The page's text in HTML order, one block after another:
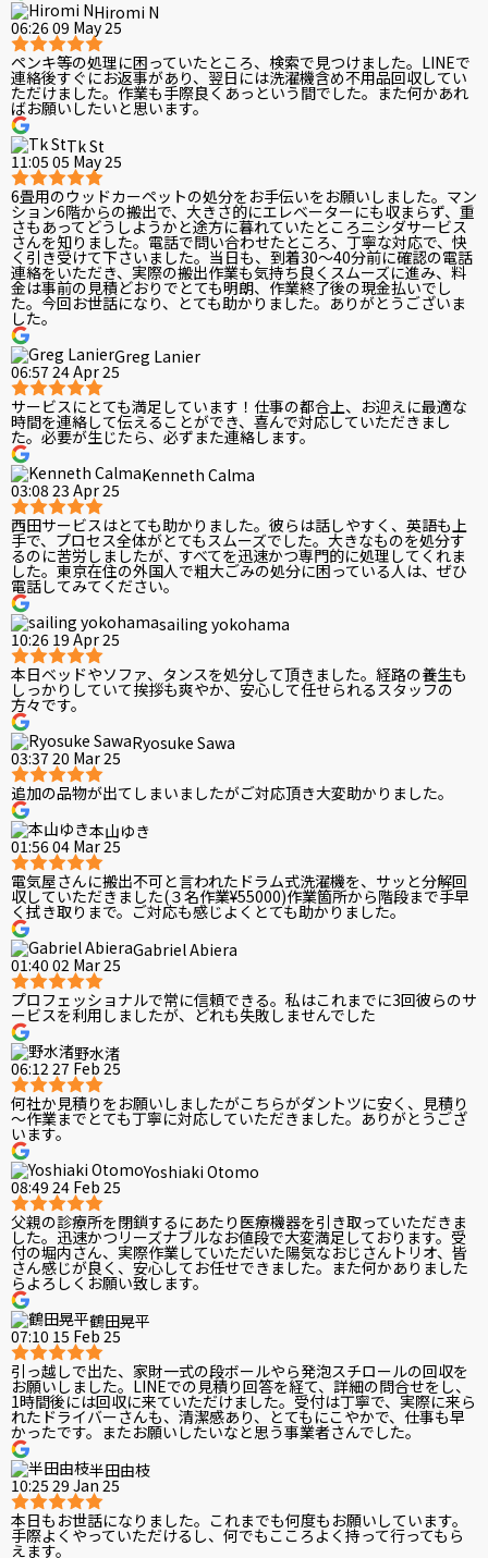
Hiromi N
06:26 09 May 25
ペンキ等の処理に困っていたところ、検索で見つけました。LINEで
連絡後すぐにお返事があり、翌日には洗濯機含め不用品回収してい
ただけました。作業も手際良くあっという間でした。また何かあれ
ばお願いしたいと思います。
Tk St
11:05 05 May 25
6畳用のウッドカーペットの処分をお手伝いをお願いしました。マン
ション6階からの搬出で、大きさ的にエレベーターにも収まらず、重
さもあってどうしようかと途方に暮れていたところニシダサービス
さんを知りました。電話で問い合わせたところ、丁寧な対応で、快
く引き受けて下さいました。当日も、到着30〜40分前に確認の電話
連絡をいただき、実際の搬出作業も気持ち良くスムーズに進み、料
金は事前の見積どおりでとても明朗、作業終了後の現金払いでし
た。今回お世話になり、とても助かりました。ありがとうございま
した。
Greg Lanier
06:57 24 Apr 25
サービスにとても満足しています！仕事の都合上、お迎えに最適な
時間を連絡して伝えることができ、喜んで対応していただきまし
た。必要が生じたら、必ずまた連絡します。
Kenneth Calma
03:08 23 Apr 25
西田サービスはとても助かりました。彼らは話しやすく、英語も上
手で、プロセス全体がとてもスムーズでした。大きなものを処分す
るのに苦労しましたが、すべてを迅速かつ専門的に処理してくれま
した。東京在住の外国人で粗大ごみの処分に困っている人は、ぜひ
電話してみてください。
sailing yokohama
10:26 19 Apr 25
本日ベッドやソファ、タンスを処分して頂きました。経路の養生も
しっかりしていて挨拶も爽やか、安心して任せられるスタッフの
方々です。
Ryosuke Sawa
03:37 20 Mar 25
追加の品物が出てしまいましたがご対応頂き大変助かりました。
本山ゆき
01:56 04 Mar 25
電気屋さんに搬出不可と言われたドラム式洗濯機を、サッと分解回
収していただきました(３名作業¥55000)作業箇所から階段まで手早
く拭き取りまで。ご対応も感じよくとても助かりました。
Gabriel Abiera
01:40 02 Mar 25
プロフェッショナルで常に信頼できる。私はこれまでに3回彼らのサ
ービスを利用しましたが、どれも失敗しませんでした
野水渚
06:12 27 Feb 25
何社か見積りをお願いしましたがこちらがダントツに安く、見積り
～作業までとても丁寧に対応していただきました。ありがとうござ
います。
Yoshiaki Otomo
08:49 24 Feb 25
父親の診療所を閉鎖するにあたり医療機器を引き取っていただきま
した。迅速かつリーズナブルなお値段で大変満足しております。受
付の堀内さん、実際作業していただいた陽気なおじさんトリオ、皆
さん感じが良く、安心してお任せできました。また何かありました
らよろしくお願い致します。
鶴田晃平
07:10 15 Feb 25
引っ越しで出た、家財一式の段ボールやら発泡スチロールの回収を
お願いしました。LINEでの見積り回答を経て、詳細の問合せをし、
1時間後には回収に来ていただけました。受付は丁寧で、実際に来ら
れたドライバーさんも、清潔感あり、とてもにこやかで、仕事も早
かったです。またお願いしたいなと思う事業者さんでした。
半田由枝
10:25 29 Jan 25
本日もお世話になりました。これまでも何度もお願いしています。
手際よくやっていただけるし、何でもこころよく持って行ってもら
えます。